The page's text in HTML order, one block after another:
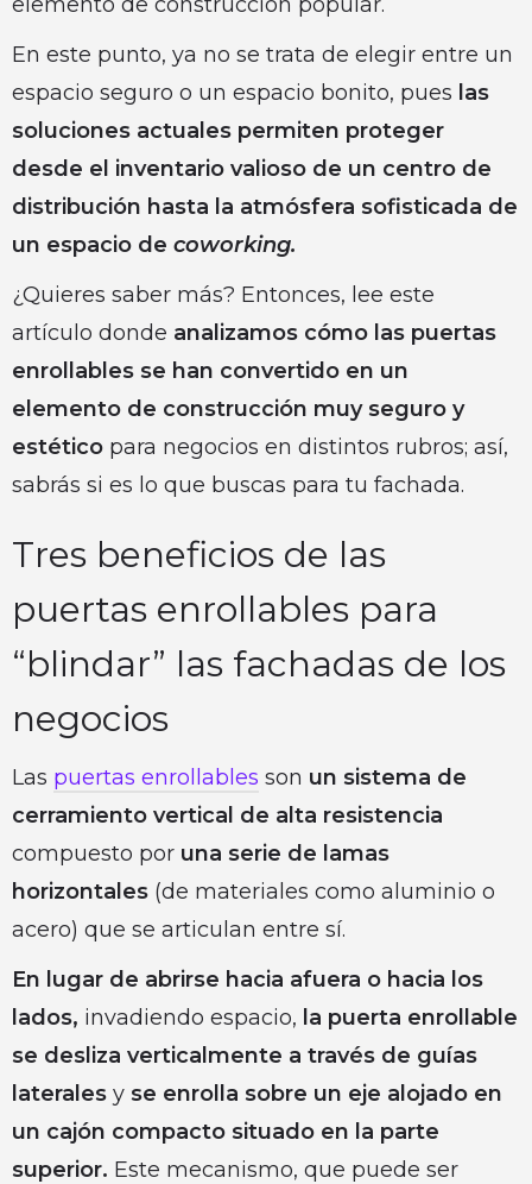
En este punto, ya no se trata de elegir entre un
espacio seguro o un espacio bonito, pues las
soluciones actuales permiten proteger
desde el inventario valioso de un centro de
distribución hasta la atmósfera sofisticada de
un espacio de coworking.
¿Quieres saber más? Entonces, lee este
artículo donde analizamos cómo las puertas
enrollables se han convertido en un
elemento de construcción muy seguro y
estético para negocios en distintos rubros; así,
sabrás si es lo que buscas para tu fachada.
Tres beneficios de las
puertas enrollables para
“blindar” las fachadas de los
negocios
Las puertas enrollables son un sistema de
cerramiento vertical de alta resistencia
compuesto por una serie de lamas
horizontales (de materiales como aluminio o
acero) que se articulan entre sí.
En lugar de abrirse hacia afuera o hacia los
lados, invadiendo espacio, la puerta enrollable
se desliza verticalmente a través de guías
laterales y se enrolla sobre un eje alojado en
un cajón compacto situado en la parte
superior. Este mecanismo, que puede ser